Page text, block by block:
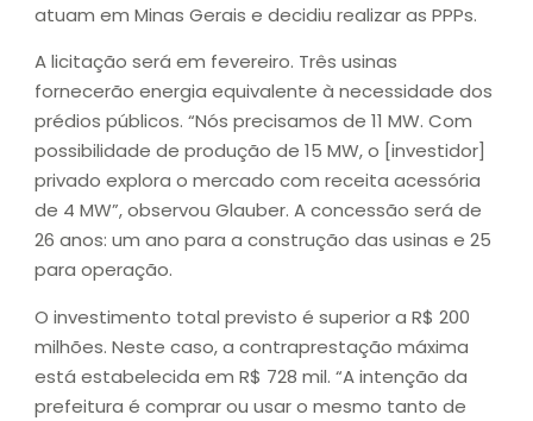
atuam em Minas Gerais e decidiu realizar as PPPs.
A licitação será em fevereiro. Três usinas
fornecerão energia equivalente à necessidade dos
prédios públicos. “Nós precisamos de 11 MW. Com
possibilidade de produção de 15 MW, o [investidor]
privado explora o mercado com receita acessória
de 4 MW”, observou Glauber. A concessão será de
26 anos: um ano para a construção das usinas e 25
para operação.
O investimento total previsto é superior a R$ 200
milhões. Neste caso, a contraprestação máxima
está estabelecida em R$ 728 mil. “A intenção da
prefeitura é comprar ou usar o mesmo tanto de